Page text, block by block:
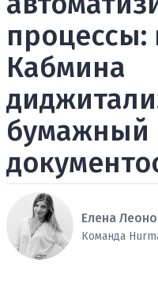
процессы:
Кабмина
бумажный
Елена
Команда